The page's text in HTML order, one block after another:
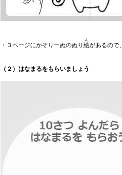
・３ページにかそりーぬのぬり 絵
え
があるので、
（２）はなまるをもらいましょう